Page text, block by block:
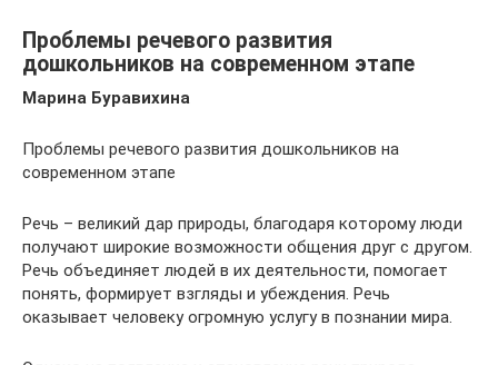
Проблемы речевого развития
дошкольников на современном этапе
Марина Буравихина
Проблемы речевого развития дошкольников на
современном этапе
Речь – великий дар природы, благодаря которому люди
получают широкие возможности общения друг с другом.
Речь объединяет людей в их деятельности, помогает
понять, формирует взгляды и убеждения. Речь
оказывает человеку огромную услугу в познании мира.